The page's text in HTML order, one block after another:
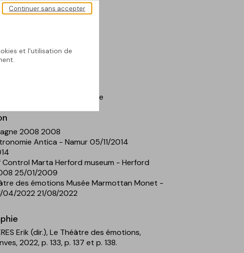
permanentes
représentée
; Femme
2008 2008
Antica - Namur 05/11/2014
Control Marta Herford museum - Herford
25/01/2009
des émotions Musée Marmottan Monet -
04/2022 21/08/2022
Erik (dir.), Le Théâtre des émotions,
2022, p. 133, p. 137 et p. 138.
et l'utilisation de
Continuer sans accepter